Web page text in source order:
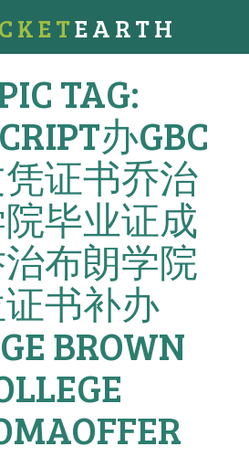
EARTH
TAG:
办GBC
证书乔治
毕业证成
布朗学院
书补办
BROWN